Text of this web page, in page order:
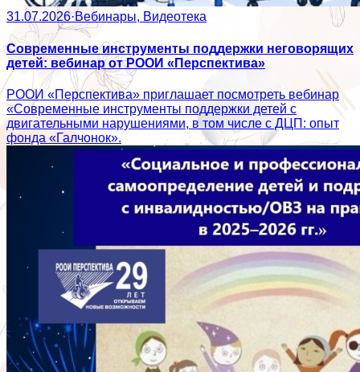
31.07.2026·Вебинары, Видеотека
Современные инструменты поддержки неговорящих
детей: вебинар от РООИ «Перспектива»
РООИ «Перспектива» приглашает посмотреть вебинар
«Современные инструменты поддержки детей с
двигательными нарушениями, в том числе с ДЦП: опыт
фонда «Галчонок».